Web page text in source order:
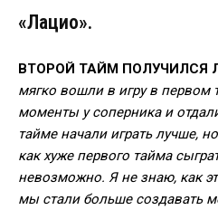
«Лацио».
ВТОРОЙ ТАЙМ ПОЛУЧИЛСЯ
мягко вошли в игру в первом
моменты у соперника и
тайме начали играть лучше,
как хуже первого тайма
невозможно. Я не знаю, как
мы стали больше создавать